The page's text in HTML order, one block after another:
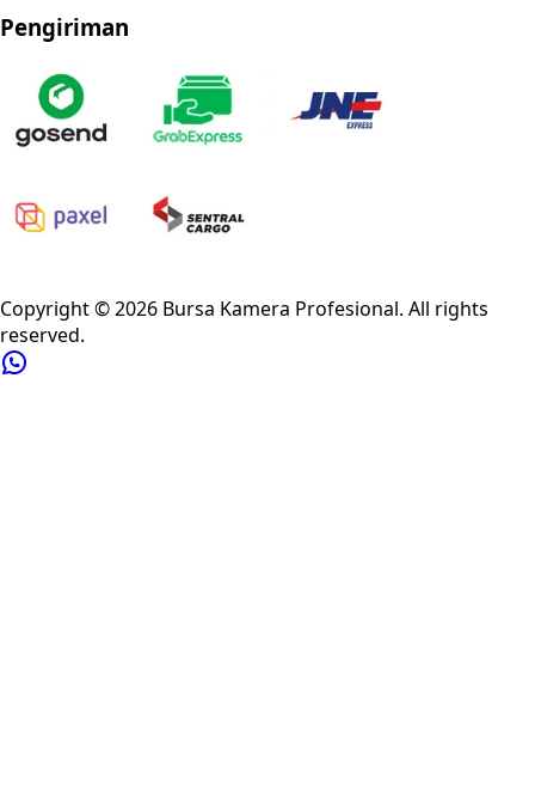
Pengiriman
Copyright ©2026 Bursa Kamera Profesional. All rights
reserved.